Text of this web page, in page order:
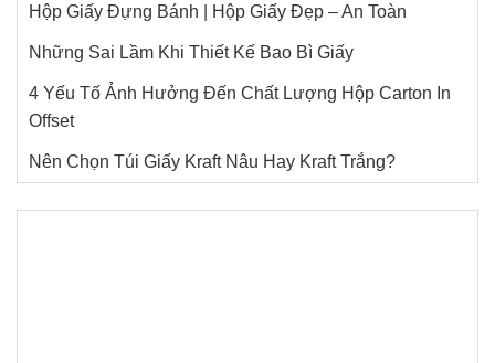
Hộp Giấy Đựng Bánh | Hộp Giấy Đẹp – An Toàn
Những Sai Lầm Khi Thiết Kế Bao Bì Giấy
4 Yếu Tố Ảnh Hưởng Đến Chất Lượng Hộp Carton In
Offset
Nên Chọn Túi Giấy Kraft Nâu Hay Kraft Trắng?